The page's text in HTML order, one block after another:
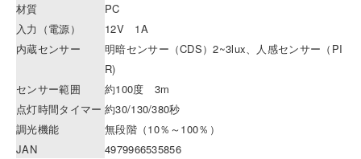
材質
PC
入力（電源）
12V 1A
内蔵センサー
明暗センサー（CDS）2~3lux、人感センサー（PI
R)
センサー範囲
約100度 3m
点灯時間タイマー 約30/130/380秒
調光機能
無段階（10％～100％）
JAN
4979966535856